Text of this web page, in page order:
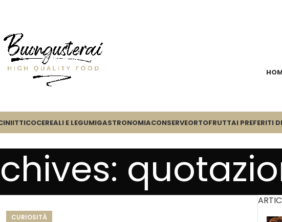
ITTICOCEREALI E LEGUMIGASTRONOMIACONSERVEORTOFRUTTAI PREFERITI
CURIOSITÀ